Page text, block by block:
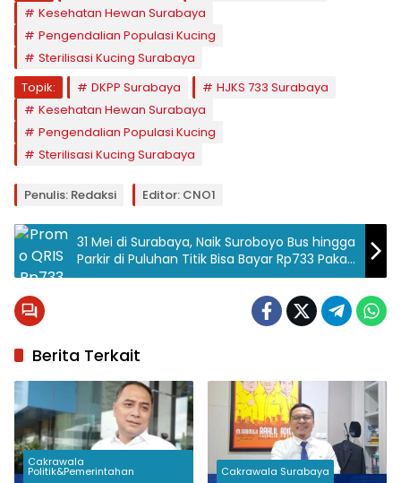
Kesehatan Hewan Surabaya
Pengendalian Populasi Kucing
Sterilisasi Kucing Surabaya
Topik:
DKPP Surabaya
HJKS 733 Surabaya
Kesehatan Hewan Surabaya
Pengendalian Populasi Kucing
Sterilisasi Kucing Surabaya
Penulis: Redaksi Editor: CNO1
31 Mei di Surabaya, Naik Suroboyo Bus hingga
Parkir di Puluhan Titik Bisa Bayar Rp733 Pakai
QRIS
Berita Terkait
Cakrawala
Politik&Pemerintahan Cakrawala Surabaya